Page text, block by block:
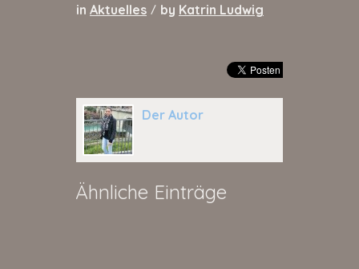
in Aktuelles / by Katrin Ludwig
Der Autor
Ähnliche Einträge